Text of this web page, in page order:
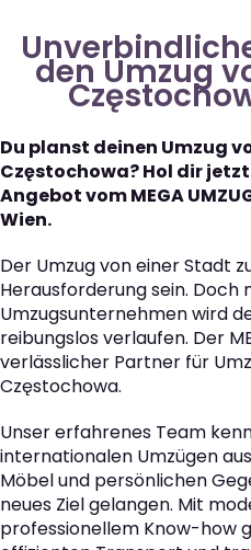
den Umzug
Du planst deinen Umzug
Częstochowa? Hol dir
Angebot vom MEGA
Wien.
Der Umzug von einer Stadt
Herausforderung sein.
Umzugsunternehmen wird
reibungslos verlaufen. Der
verlässlicher Partner für
Częstochowa.
Unser erfahrenes Team
internationalen Umzügen
Möbel und persönlichen
neues Ziel gelangen. Mit
professionellem Know-how